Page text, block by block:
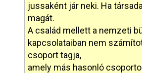
jussaként jár neki. Ha
magát.
A család mellett a nemzeti
kapcsolataiban nem
csoport tagja,
amely más hasonló